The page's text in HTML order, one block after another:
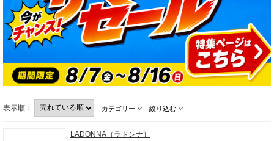
表示順： カテゴリー 絞り込む
LADONNA（ラドンナ）